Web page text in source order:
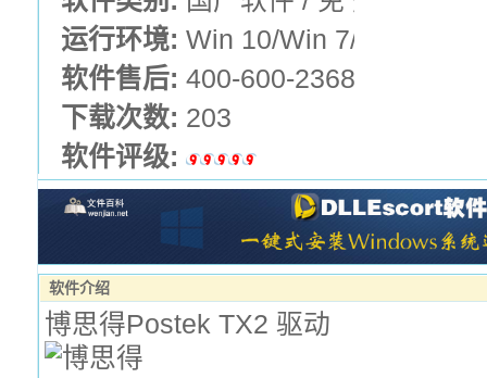
运行环境: Win 10/Win 7/Win XP
软件售后: 400-600-2368
下载次数: 203
软件评级:
软件介绍
博思得Postek TX2 驱动